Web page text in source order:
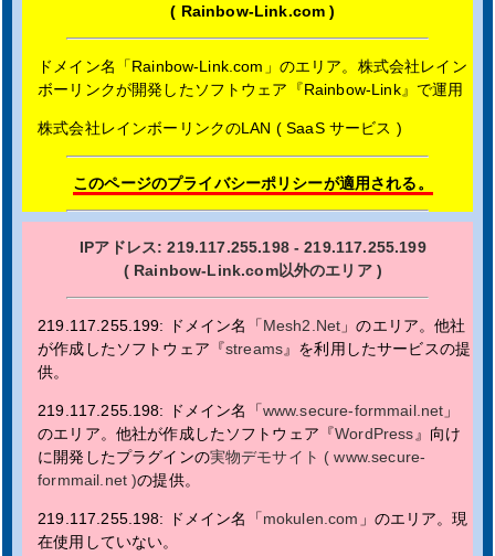
( Rainbow-Link.com )
ドメイン名「Rainbow-Link.com」のエリア。 株式会社レイン
ボーリンクが開発したソフトウェア『Rainbow-Link』で運用
株式会社レインボーリンクのLAN ( SaaS サービス )
このページのプライバシーポリシーが適用される。
IPアドレス: 219.117.255.198 - 219.117.255.199
( Rainbow-Link.com以外のエリア )
219.117.255.199: ドメイン名「Mesh2.Net 」のエリア。他社
が作成したソフトウェア『streams』を利用したサービスの提
供。
219.117.255.198: ドメイン名「www.secure-formmail.net 」
のエリア。他社が作成したソフトウェア『WordPress 』向け
に開発したプラグインの実物デモサイト ( www.secure-
formmail.net )の提供。
219.117.255.198: ドメイン名「mokulen.com 」のエリア。現
在使用していない。